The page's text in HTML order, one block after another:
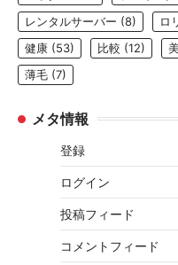
レンタルサーバー (8) ロ
健康 (53) 比較 (12)
薄毛 (7)
メタ情報
登録
ログイン
投稿フィード
コメントフィード